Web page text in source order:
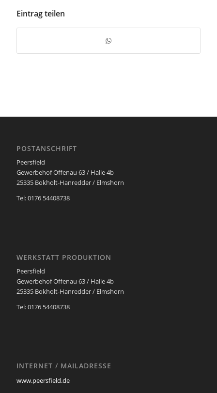
Eintrag teilen
POSTANSCHRIFT
Peersfield
Gewerbehof Offenau 63 / Halle 4b
25335 Bokholt-Hanredder / Elmshorn
Tel: 0176 54408738
WERKSTATT PRODUKTION
Peersfield
Gewerbehof Offenau 63 / Halle 4b
25335 Bokholt-Hanredder / Elmshorn
Tel: 0176 54408738
INTERNET / MAILADRESSE
www.peersfield.de